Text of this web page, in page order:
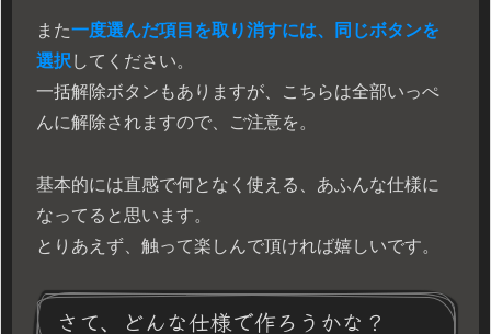
また一度選んだ項目を取り消すには、同じボタンを
選択 してください。
一括解除ボタンもありますが、こちらは全部いっぺ
んに解除されますので、ご注意を。
基本的には直感で何となく使える、あふんな仕様に
なってると思います。
とりあえず、触って楽しんで頂ければ嬉しいです。
さて、どんな仕様で作ろうかな？